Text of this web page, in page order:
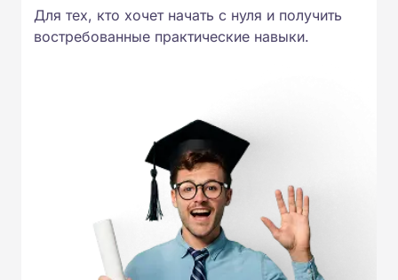
Для тех, кто хочет начать с нуля и получить
востребованные практические навыки.